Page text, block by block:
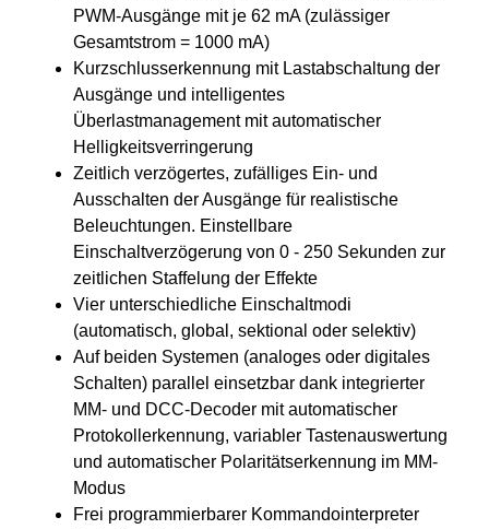
PWM-Ausgänge mit je 62 mA (zulässiger
Gesamtstrom = 1000 mA)
Kurzschlusserkennung mit Lastabschaltung der
Ausgänge und intelligentes
Überlastmanagement mit automatischer
Helligkeitsverringerung
Zeitlich verzögertes, zufälliges Ein- und
Ausschalten der Ausgänge für realistische
Beleuchtungen. Einstellbare
Einschaltverzögerung von 0 - 250 Sekunden zur
zeitlichen Staffelung der Effekte
Vier unterschiedliche Einschaltmodi
(automatisch, global, sektional oder selektiv)
Auf beiden Systemen (analoges oder digitales
Schalten) parallel einsetzbar dank integrierter
MM- und DCC-Decoder mit automatischer
Protokollerkennung, variabler Tastenauswertung
und automatischer Polaritätserkennung im MM-
Modus
Frei programmierbarer Kommandointerpreter